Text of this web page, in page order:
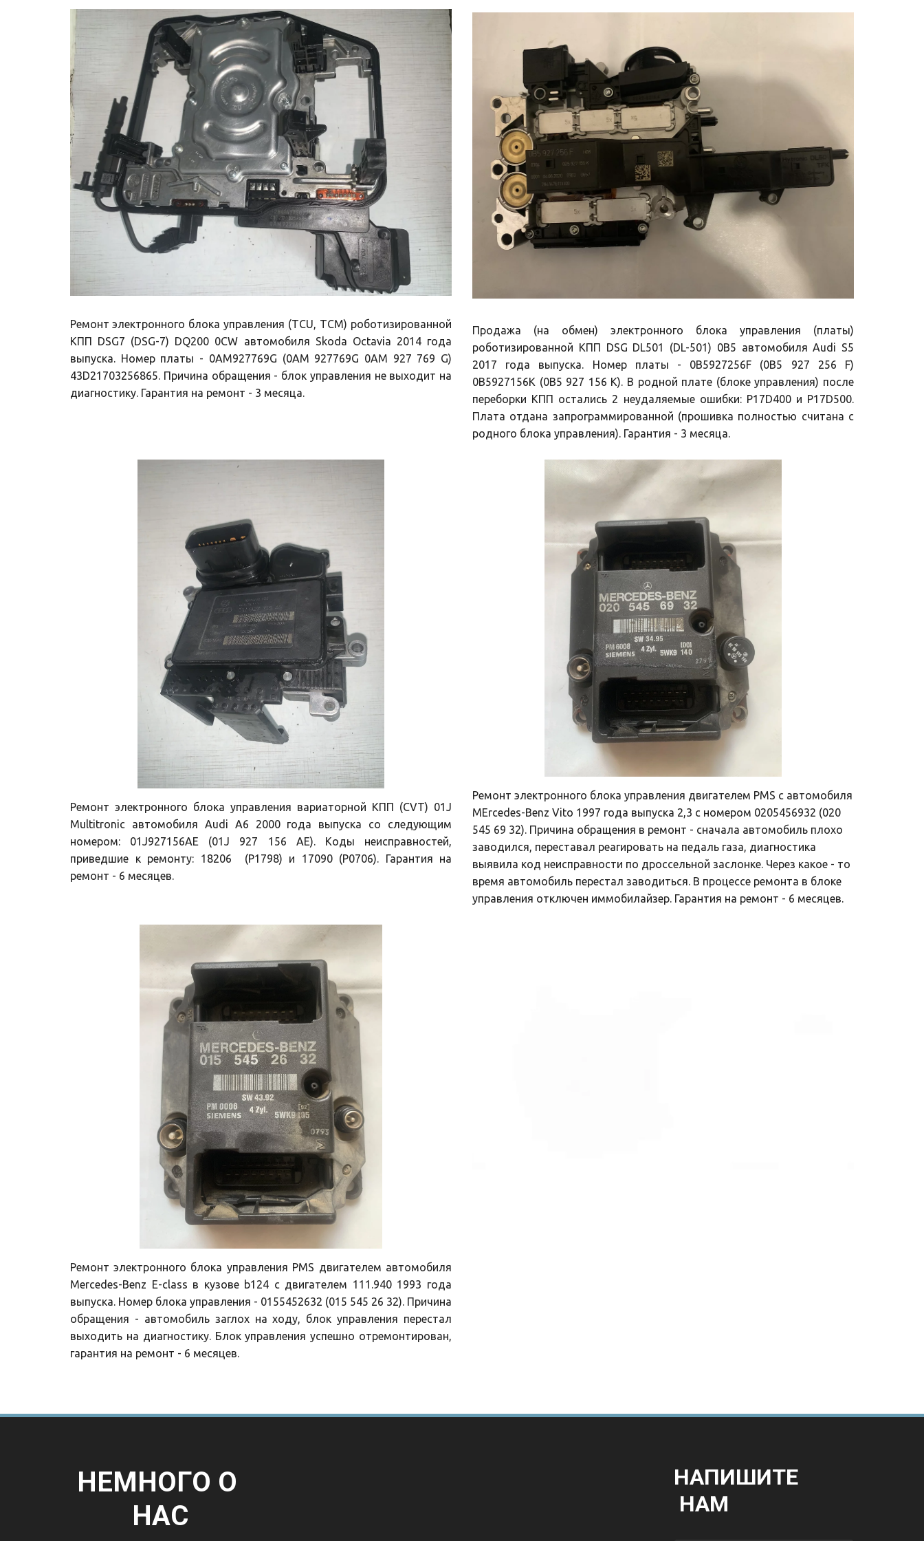
Ремонт электронного блока управления (TCU, TCM) роботизированной
КПП DSG7 (DSG-7) DQ200 0CW автомобиля Skoda Octavia 2014 года
выпуска. Номер платы - 0AM927769G (0AM 927769G 0AM 927 769 G)
43D21703256865. Причина обращения - блок управления не выходит на
диагностику. Гарантия на ремонт - 3 месяца.
Продажа (на обмен) электронного блока управления (платы)
роботизированной КПП DSG DL501 (DL-501) 0B5 автомобиля Audi S5
2017 года выпуска. Номер платы - 0B5927256F (0B5 927 256 F)
0B5927156K (0B5 927 156 K). В родной плате (блоке управления) после
переборки КПП остались 2 неудаляемые ошибки: P17D400 и P17D500.
Плата отдана запрограммированной (прошивка полностью считана с
родного блока управления). Гарантия - 3 месяца.
Ремонт электронного блока управления вариаторной КПП (CVT) 01J
Multitronic автомобиля Audi A6 2000 года выпуска со следующим
номером: 01J927156AE (01J 927 156 AE). Коды неисправностей,
приведшие к ремонту: 18206 (P1798) и 17090 (P0706). Гарантия на
ремонт - 6 месяцев.
Ремонт электронного блока управления двигателем PMS с автомобиля
MErcedes-Benz Vito 1997 года выпуска 2,3 с номером 0205456932 (020
545 69 32). Причина обращения в ремонт - сначала автомобиль плохо
заводился, переставал реагировать на педаль газа, диагностика
выявила код неисправности по дроссельной заслонке. Через какое - то
время автомобиль перестал заводиться. В процессе ремонта в блоке
управления отключен иммобилайзер. Гарантия на ремонт - 6 месяцев.
Ремонт электронного блока управления PMS двигателем автомобиля
Mercedes-Benz E-class в кузове b124 с двигателем 111.940 1993 года
выпуска. Номер блока управления - 0155452632 (015 545 26 32). Причина
обращения - автомобиль заглох на ходу, блок управления перестал
выходить на диагностику. Блок управления успешно отремонтирован,
гарантия на ремонт - 6 месяцев.
НЕМНОГО О
НАС
НАПИШИТЕ
НАМ